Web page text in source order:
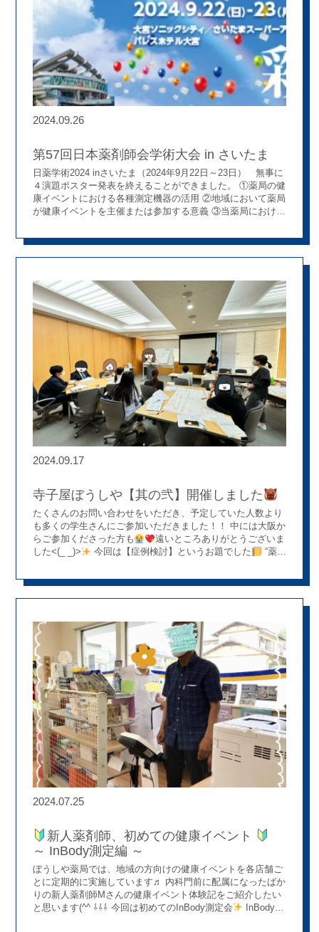
2024.09.26
第57回日本薬剤師会学術大会 in さいたま
日薬学術2024 inさいたま（2024年9月22日～23日） 無事に
４演題ポスター発表を終えることができました。 ①薬局の健
康イベントにおける各種測定機器の活用 ②地域において薬局
が健康イベントを主催または参加する意義 ③当薬局における
に対する腎機能に関連した手術前処方提案の有用性の検討 た
記事になるかも…です(^^♪ またご報告いたしますね！！
2024.09.17
寺子屋ぼうしや【其の弐】開催しました
たくさんのお問い合わせをいただき、予定していた人数より
も多くの学生さんにご参加いただきました！！ 中には大阪か
らご参加くださった方も
遠いところありがとうございま
した<(_ _)>
今回は【症例検討】というお題でした
“薬剤
お伝えさせていただきました
学生さん、ぼうしや薬局のス
2024.07.25
新人薬剤師、初めての健康イベント
～ InBody測定編 ～
ぼうしや薬局では、地域の方向けの健康イベントを各店舗ご
とに定期的に実施しています♬ 内科門前に配属になったばか
りの新人薬剤師Mさんの健康イベント体験記をご紹介したい
と思います(^^ ⇩⇩⇩ 今回は初めてのInBody測定会
InBody測